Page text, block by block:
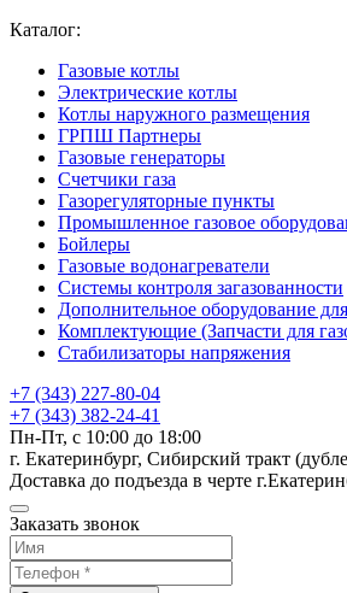
Каталог:
Газовые котлы
Электрические котлы
Котлы наружного размещения
ГРПШ Партнеры
Газовые генераторы
Счетчики газа
Газорегуляторные пункты
Промышленное газовое
Бойлеры
Газовые водонагреватели
Системы контроля загазованности
Дополнительное оборудование
Комплектующие (Запчасти для
Стабилизаторы напряжения
+7 (343) 227-80-04
+7 (343) 382-24-41
Пн-Пт, с 10:00 до 18:00
г. Екатеринбург, Сибирский тракт
Доставка до подъезда в черте
Заказать звонок